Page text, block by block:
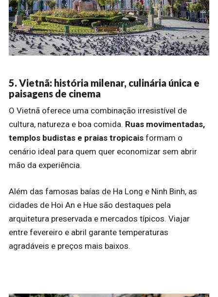
5. Vietnã: história milenar, culinária única e
paisagens de cinema
O Vietnã oferece uma combinação irresistível de
cultura, natureza e boa comida. Ruas movimentadas,
templos budistas e praias tropicais formam o
cenário ideal para quem quer economizar sem abrir
mão da experiência.
Além das famosas baías de Ha Long e Ninh Binh, as
cidades de Hoi An e Hue são destaques pela
arquitetura preservada e mercados típicos. Viajar
entre fevereiro e abril garante temperaturas
agradáveis e preços mais baixos.